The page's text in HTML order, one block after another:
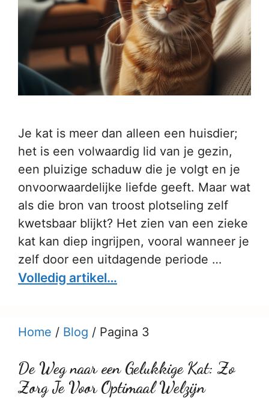
Je kat is meer dan alleen een huisdier;
het is een volwaardig lid van je gezin,
een pluizige schaduw die je volgt en je
onvoorwaardelijke liefde geeft. Maar wat
als die bron van troost plotseling zelf
kwetsbaar blijkt? Het zien van een zieke
kat kan diep ingrijpen, vooral wanneer je
zelf door een uitdagende periode …
Volledig artikel…
Home / Blog / Pagina 3
De Weg naar een Gelukkige Kat: Zo
Zorg Je Voor Optimaal Welzijn